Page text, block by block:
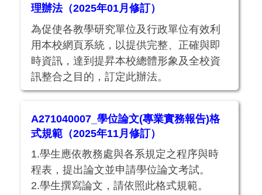
理辦法（2025年01月修訂）
為促使各教學研究單位及行政單位有效利
用本校網頁系統，以提供完整、正確與即
時資訊，達到提昇本校總體形象及全校資
訊整合之目的，訂定此辦法。
A271040007_學位論文(專業實務報告)格
式規範（2025年11月修訂）
1.學生應依教務處與各系規定之程序與時
程表，提出論文並申請學位論文考試。
2.學生撰寫論文，請依照此格式規範。